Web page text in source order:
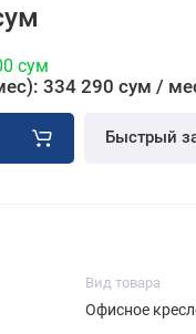
сум
334 290 сум /
Быстрый
Вид товара
Офисное